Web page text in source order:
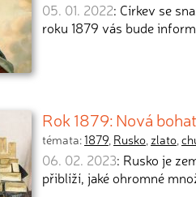
05. 01. 2022: Církev se
roku 1879 vás bude
Rok 1879: Nová
témata:1879, Rusko, zlato,
06. 02. 2023: Rusko je
přiblíží, jaké ohromné